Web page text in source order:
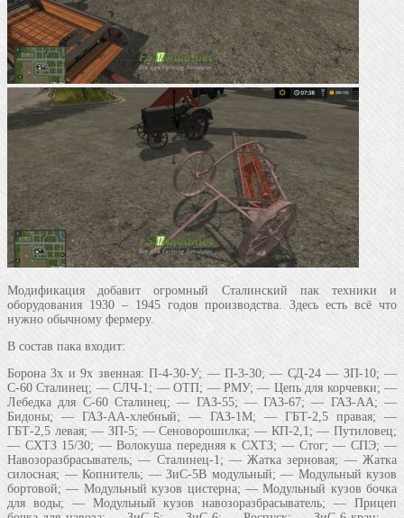
Модификация добавит огромный Сталинский пак техники и
оборудования 1930 – 1945 годов производства. Здесь есть всё что
нужно обычному фермеру.
В состав пака входит:
Борона 3х и 9х звенная: П-4-30-У; — П-3-30; — СД-24 — ЗП-10; —
С-60 Сталинец; — СЛЧ-1; — ОТП; — РМУ; — Цепь для корчевки; —
Лебедка для С-60 Сталинец; — ГАЗ-55; — ГАЗ-67; — ГАЗ-АА; —
Бидоны; — ГАЗ-АА-хлебный; — ГАЗ-1М; — ГБТ-2,5 правая; —
ГБТ-2,5 левая; — ЗП-5; — Сеноворошилка; — КП-2,1; — Путиловец;
— СХТЗ 15/30; — Волокуша передняя к СХТЗ; — Стог; — СПЭ; —
Навозоразбрасыватель; — Сталинец-1; — Жатка зерновая; — Жатка
силосная; — Копнитель; — ЗиС-5В модульный; — Модульный кузов
бортовой; — Модульный кузов цистерна; — Модульный кузов бочка
для воды; — Модульный кузов навозоразбрасыватель; — Прицеп